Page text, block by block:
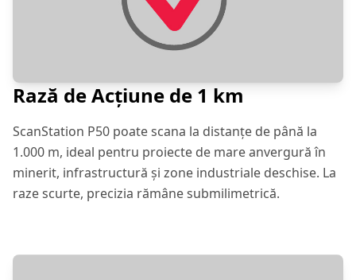
Rază de Acțiune de 1 km
ScanStation P50 poate scana la distanțe de până la
1.000 m, ideal pentru proiecte de mare anvergură în
minerit, infrastructură și zone industriale deschise. La
raze scurte, precizia rămâne submilimetrică.